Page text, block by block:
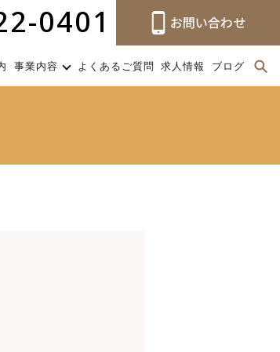
0401
事業内容 よくあるご質問 求人情報 ブログ